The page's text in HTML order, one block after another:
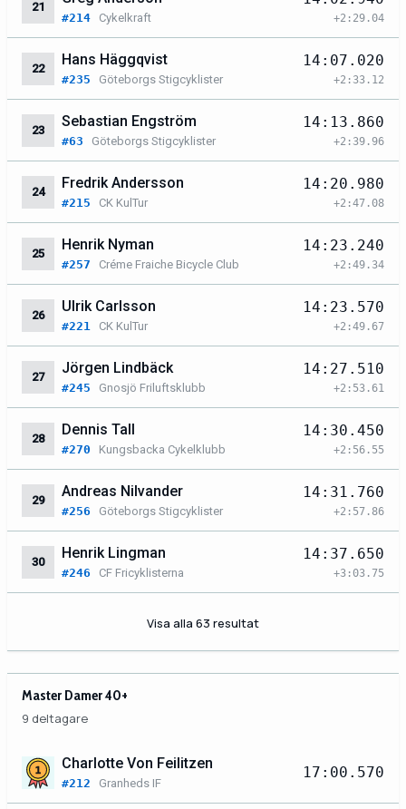
21
#214 Cykelkraft +2:29.04
22
Hans Häggqvist
#235 Göteborgs Stigcyklister
14:07.020
+2:33.12
23
Sebastian Engström
#63 Göteborgs Stigcyklister
14:13.860
+2:39.96
24
Fredrik Andersson
#215 CK KulTur
14:20.980
+2:47.08
25
Henrik Nyman
#257 Créme Fraiche Bicycle Club
14:23.240
+2:49.34
26
Ulrik Carlsson
#221 CK KulTur
14:23.570
+2:49.67
27
Jörgen Lindbäck
#245 Gnosjö Friluftsklubb
14:27.510
+2:53.61
28
Dennis Tall
#270 Kungsbacka Cykelklubb
14:30.450
+2:56.55
29
Andreas Nilvander
#256 Göteborgs Stigcyklister
14:31.760
+2:57.86
30
Henrik Lingman
#246 CF Fricyklisterna
14:37.650
+3:03.75
Visa alla 63 resultat
Master Damer 40+
9 deltagare
Charlotte Von Feilitzen
#212 Granheds IF
17:00.570